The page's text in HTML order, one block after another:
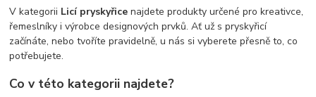
V kategorii Licí pryskyřice najdete produkty určené pro kreativce,
řemeslníky i výrobce designových prvků. Ať už s pryskyřicí
začínáte, nebo tvoříte pravidelně, u nás si vyberete přesně to, co
potřebujete.
Co v této kategorii najdete?